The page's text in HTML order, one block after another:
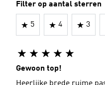
Filter op aantal sterren
5 4 3
Gewoon top!